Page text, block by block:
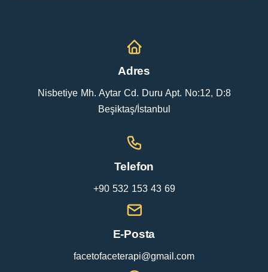
Adres
Nisbetiye Mh. Aytar Cd. Duru Apt. No:12, D:8
Beşiktaş/İstanbul
Telefon
+90 532 153 43 69
E-Posta
facetofaceterapi@gmail.com